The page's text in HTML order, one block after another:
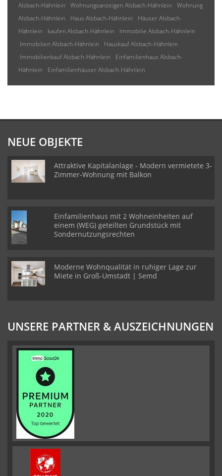
Alsbach-Hähnlein Wohnungsanzeigen Alsbach-Hähnlein
Wohnung
Alsbach-Hähnlein
Haus Alsbach-Hähnlein
Häuser Alsbach-
Hähnlein
kaufen Alsbach-Hähnlein
Immobilie Alsbach-Hähnlein
Immobilien Alsbach-Hähnlein
Hauskauf Alsbach-Hähnlein
Immobilienkauf Alsbach-Hähnlein
Einfamilienhaus Alsbach-
Hähnlein
Einfamilienhäuser Alsbach-Hähnlein
NEUE OBJEKTE
Attraktive Kapitalanlage - Modern vermietete 3-
Zimmer-Wohnung mit Balkon
Einfamilienhaus mit 2 Wohneinheiten auf
einem (WEG) geteilten Grundstück mit
Sondernutzungsrechten
Moderne Wohnqualität in ruhiger Lage zur
Miete in Groß-Umstadt | Semd
UNSERE PARTNER & AUSZEICHNUNGEN